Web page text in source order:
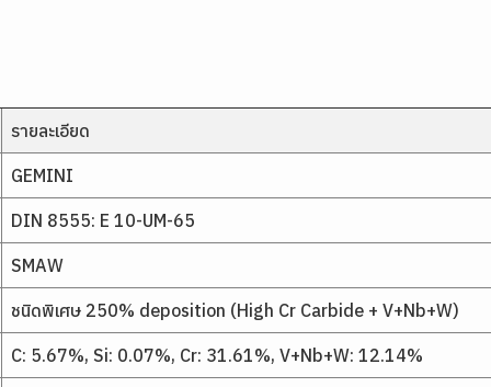
รายละเอียด
GEMINI
DIN 8555: E 10-UM-65
SMAW
ชนิดพิเศษ 250% deposition (High Cr Carbide + V+Nb+W)
C: 5.67%, Si: 0.07%, Cr: 31.61%, V+Nb+W: 12.14%